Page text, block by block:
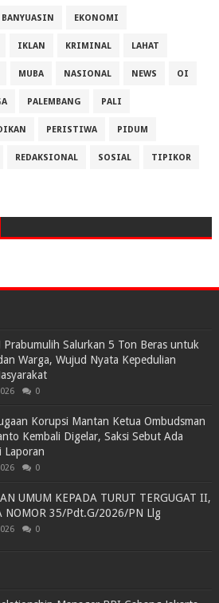
BANYUASIN EKONOMI
IKLAN KRIMINAL LAHAT
MUBA NASIONAL NEWS OI
PALEMBANG PALI
PERISTIWA PIDUM
REDAKSIONAL SOSIAL TIPIKOR
Prabumulih Salurkan 5 Ton Beras untuk
Warga, Wujud Nyata Kepedulian
0
Korupsi Mantan Ketua Ombudsman
Kembali Digelar, Saksi Sebut Ada
Laporan
0
UMUM KEPADA TURUT TERGUGAT II,
NOMOR 35/Pdt.G/2026/PN Llg
0